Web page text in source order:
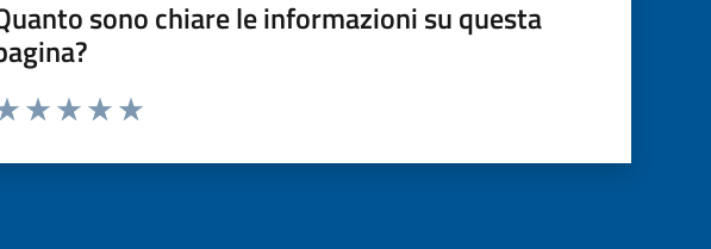
sono chiare le informazioni su questa
da 1 a 5 stelle la pagina